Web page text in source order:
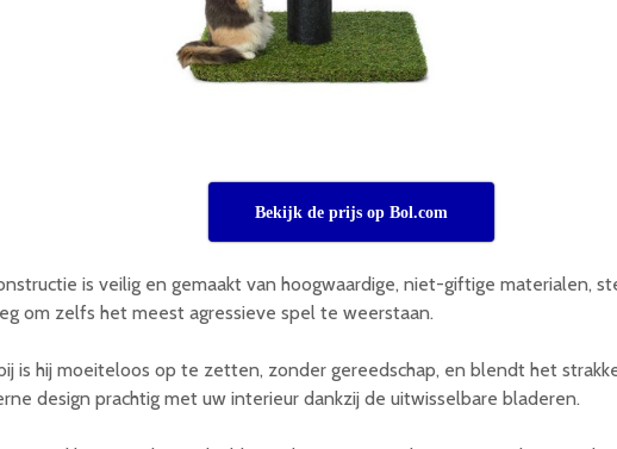
Bekijk de prijs op Bol.com
is veilig en gemaakt van hoogwaardige, niet-giftige materialen,
om zelfs het meest agressieve spel te weerstaan.
is hij moeiteloos op te zetten, zonder gereedschap, en blendt het
design prachtig met uw interieur dankzij de uitwisselbare bladeren.